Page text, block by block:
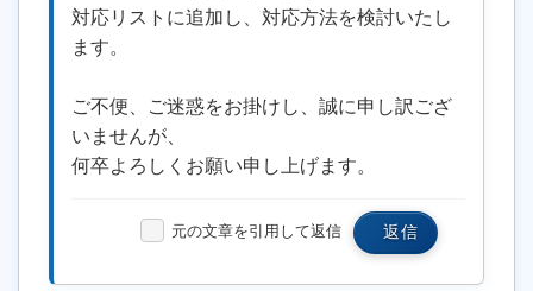
対応リストに追加し、対応方法を検討いたし
ます。
ご不便、ご迷惑をお掛けし、誠に申し訳ござ
いませんが、
何卒よろしくお願い申し上げます。
元の文章を引用して返信 返信